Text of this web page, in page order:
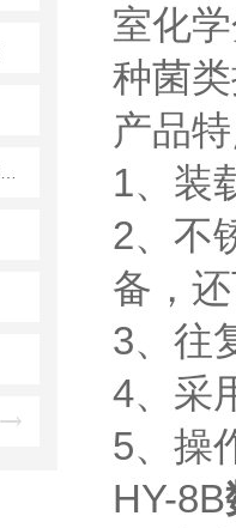
室化
种菌
产品
1、装
2、不
备，
3、往
4、采
5、操
HY-8B